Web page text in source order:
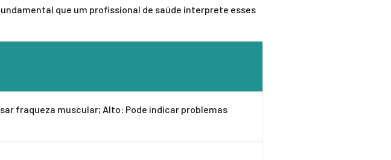
que um profissional de saúde interprete esses
fraqueza muscular; Alto: Pode indicar problemas